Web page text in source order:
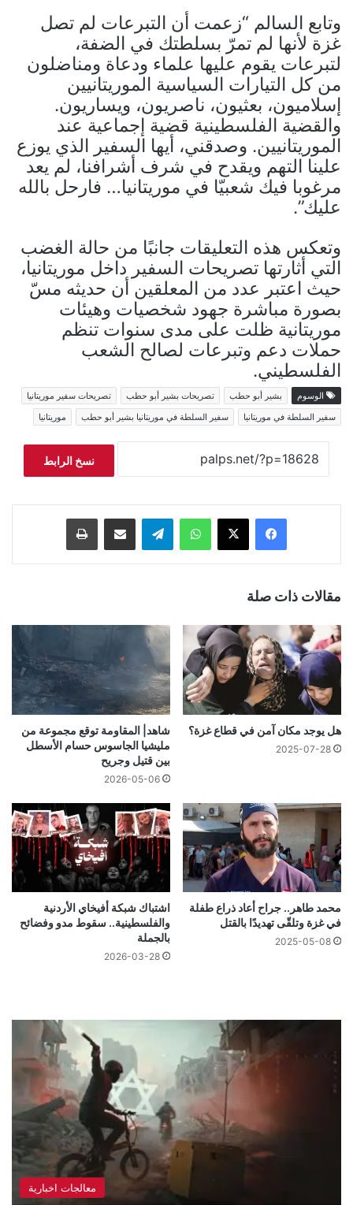
وتابع السالم “زعمت أن التبرعات لم تصل
غزة لأنها لم تمرّ بسلطتك في الضفة،
لتبرعات يقوم عليها علماء ودعاة ومناضلون
من كل التيارات السياسية الموريتانيين
إسلاميون، بعثيون، ناصريون، ويساريون.
والقضية الفلسطينية قضية إجماعية عند
الموريتانيين. وصدقني، أيها السفير الذي يوزع
علينا التهم ويقدح في شرف أشرافنا، لم يعد
مرغوبا فيك شعبيّا في موريتانيا… فارحل بالله
عليك”.
وتعكس هذه التعليقات جانبًا من حالة الغضب
التي أثارتها تصريحات السفير داخل موريتانيا،
حيث اعتبر عدد من المعلقين أن حديثه مسّ
بصورة مباشرة جهود شخصيات وهيئات
موريتانية ظلت على مدى سنوات تنظم
حملات دعم وتبرعات لصالح الشعب
الفلسطيني.
الوسوم بشير أبو حطب تصريحات بشير أبو حطب
تصريحات سفير موريتانيا
سفير السلطة في موريتانيا
سفير السلطة في موريتانيا بشير أبو حطب موريتانيا
نسخ الرابط
فيسبوك ‫X واتساب تيلقرام مشاركة عبر البريد طباعة
مقالات ذات صلة
هل يوجد مكان آمن في قطاع غزة؟
2025-07-28
شاهد| المقاومة توقع مجموعة من
مليشيا الجاسوس حسام الأسطل
بين قتيل وجريح
2026-05-06
محمد طاهر.. جراح أعاد ذراع طفلة
في غزة وتلقّى تهديدًا بالقتل
2025-05-08
اشتباك شبكة أفيخاي الأردنية
والفلسطينية.. سقوط مدو وفضائح
بالجملة
2026-03-28
معالجات اخبارية